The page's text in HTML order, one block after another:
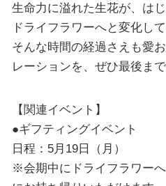
生命力に溢れた生花が、は
ドライフラワーへと変化して
そんな時間の経過さえも愛
レーションを、ぜひ最後ま
【関連イベント】
●ギフティングイベント
日程：5月19日（月）
※会期中にドライフラワー